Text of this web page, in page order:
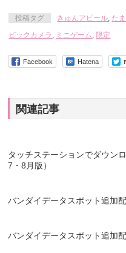
投稿タグ きゅんアピール, た
ビックカメラ , ミニゲーム, 限定
Facebook Hatena
関連記事
タッチステーションでダウン
7・8月版）
バンダイデータスポット追加
バンダイデータスポット追加